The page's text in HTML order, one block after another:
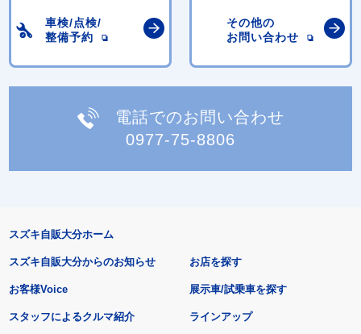
車検/点検/
整備予約
その他の
お問い合わせ
電話でのお問い合わせ
0977-75-8806
スズキ自販大分ホーム
スズキ自販大分からのお知らせ
お客様Voice
スタッフによるクルマ紹介
お店を探す
展示車/試乗車を探す
ラインアップ